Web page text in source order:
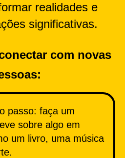
realidades e
significativas.
com novas
passo: faça um
sobre algo em
um livro, uma música